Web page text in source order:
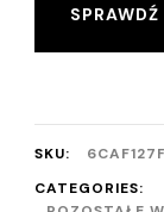
SKU:
CATEGORIES: